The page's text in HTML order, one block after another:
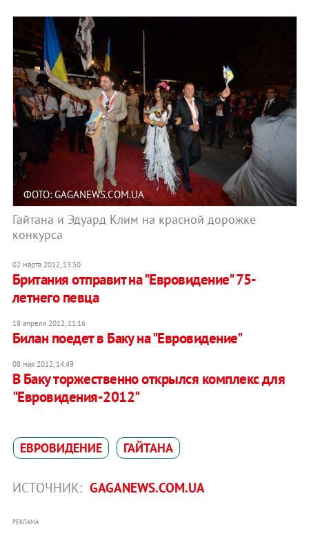
ФОТО: GAGANEWS.COM.UA
Гайтана и Эдуард Клим на красной дорожке
конкурса
02 марта 2012, 13:30
Британия отправит на "Евровидение" 75-
летнего певца
18 апреля 2012, 11:16
Билан поедет в Баку на "Евровидение"
08 мая 2012, 14:49
В Баку торжественно открылся комплекс для
"Евровидения-2012"
ЕВРОВИДЕНИЕ ГАЙТАНА
ИСТОЧНИК: GAGANEWS.COM.UA
РЕКЛАМА